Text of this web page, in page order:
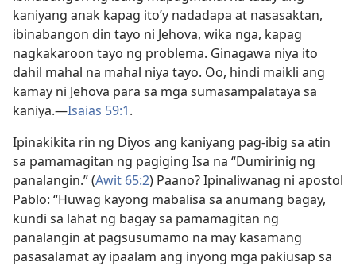
kaniyang anak kapag ito’y nadadapa at nasasaktan,
ibinabangon din tayo ni Jehova, wika nga, kapag
nagkakaroon tayo ng problema. Ginagawa niya ito
dahil mahal na mahal niya tayo. Oo, hindi maikli ang
kamay ni Jehova para sa mga sumasampalataya sa
kaniya.​—Isaias 59:1.
Ipinakikita rin ng Diyos ang kaniyang pag-ibig sa atin
sa pamamagitan ng pagiging Isa na “Dumirinig ng
panalangin.” (Awit 65:2) Paano? Ipinaliwanag ni apostol
Pablo: “Huwag kayong mabalisa sa anumang bagay,
kundi sa lahat ng bagay sa pamamagitan ng
panalangin at pagsusumamo na may kasamang
pasasalamat ay ipaalam ang inyong mga pakiusap sa